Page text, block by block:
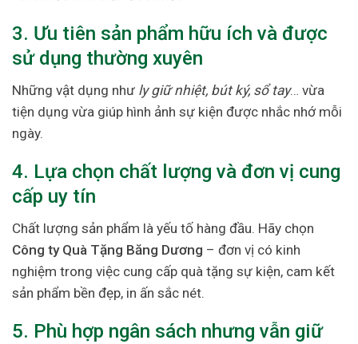
3. Ưu tiên sản phẩm hữu ích và được
sử dụng thường xuyên
Những vật dụng như ly giữ nhiệt, bút ký, sổ tay… vừa
tiện dụng vừa giúp hình ảnh sự kiện được nhắc nhớ mỗi
ngày.
4. Lựa chọn chất lượng và đơn vị cung
cấp uy tín
Chất lượng sản phẩm là yếu tố hàng đầu. Hãy chọn
Công ty Quà Tặng Băng Dương – đơn vị có kinh
nghiệm trong việc cung cấp quà tặng sự kiện, cam kết
sản phẩm bền đẹp, in ấn sắc nét.
5. Phù hợp ngân sách nhưng vẫn giữ